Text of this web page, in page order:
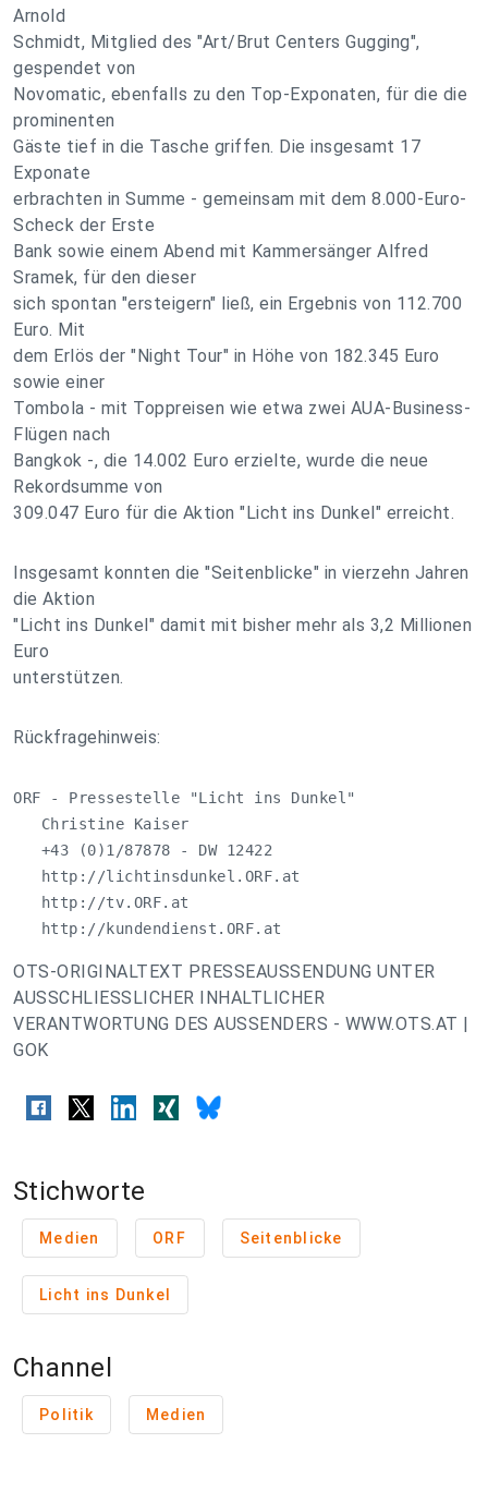
Arnold
Schmidt, Mitglied des "Art/Brut Centers Gugging",
gespendet von
Novomatic, ebenfalls zu den Top-Exponaten, für die die
prominenten
Gäste tief in die Tasche griffen. Die insgesamt 17
Exponate
erbrachten in Summe - gemeinsam mit dem 8.000-Euro-
Scheck der Erste
Bank sowie einem Abend mit Kammersänger Alfred
Sramek, für den dieser
sich spontan "ersteigern" ließ, ein Ergebnis von 112.700
Euro. Mit
dem Erlös der "Night Tour" in Höhe von 182.345 Euro
sowie einer
Tombola - mit Toppreisen wie etwa zwei AUA-Business-
Flügen nach
Bangkok -, die 14.002 Euro erzielte, wurde die neue
Rekordsumme von
309.047 Euro für die Aktion "Licht ins Dunkel" erreicht.
Insgesamt konnten die "Seitenblicke" in vierzehn Jahren
die Aktion
"Licht ins Dunkel" damit mit bisher mehr als 3,2 Millionen
Euro
unterstützen.
Rückfragehinweis:
ORF - Pressestelle "Licht ins Dunkel"
   Christine Kaiser
   +43 (0)1/87878 - DW 12422
   http://lichtinsdunkel.ORF.at
   http://tv.ORF.at
   http://kundendienst.ORF.at
OTS-ORIGINALTEXT PRESSEAUSSENDUNG UNTER
AUSSCHLIESSLICHER INHALTLICHER
VERANTWORTUNG DES AUSSENDERS - WWW.OTS.AT |
GOK
Stichworte
Medien ORF Seitenblicke
Licht ins Dunkel
Channel
Politik Medien